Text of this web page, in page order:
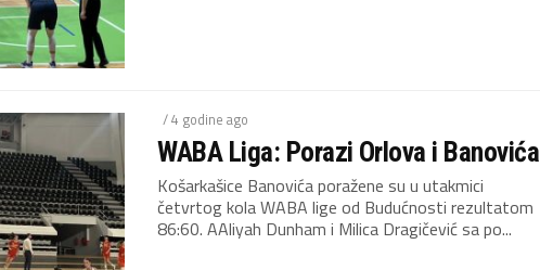
/ 4 godine ago
WABA Liga: Porazi Orlova i Banovića
Košarkašice Banovića poražene su u utakmici
četvrtog kola WABA lige od Budućnosti rezultatom
86:60. AAliyah Dunham i Milica Dragičević sa po...